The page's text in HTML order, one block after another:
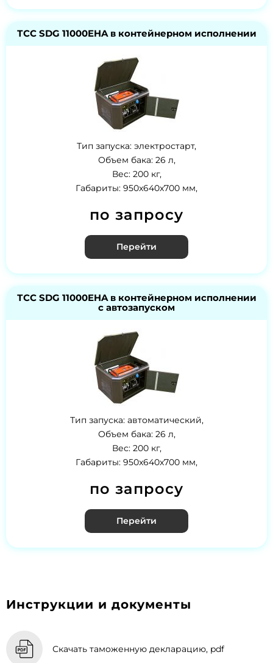
ТСС SDG 11000EHA в контейнерном исполнении
Тип запуска: электростарт,
Объем бака: 26 л,
Вес: 200 кг,
Габариты: 950x640x700 мм,
по запросу
Перейти
ТСС SDG 11000EHA в контейнерном исполнении
с автозапуском
Тип запуска: автоматический,
Объем бака: 26 л,
Вес: 200 кг,
Габариты: 950x640x700 мм,
по запросу
Перейти
Инструкции и документы
Скачать таможенную декларацию, pdf